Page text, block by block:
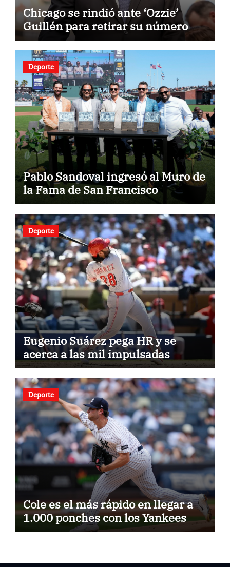
Chicago se rindió ante ‘Ozzie’
Guillén para retirar su número
Deporte
Pablo Sandoval ingresó al Muro de
la Fama de San Francisco
Deporte
Eugenio Suárez pega HR y se
acerca a las mil impulsadas
Deporte
Cole es el más rápido en llegar a
1.000 ponches con los Yankees